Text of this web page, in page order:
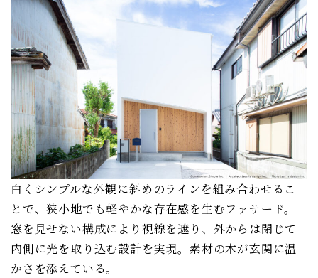
白くシンプルな外観に斜めのラインを組み合わせるこ
とで、狭小地でも軽やかな存在感を生むファサード。
窓を見せない構成により視線を遮り、外からは閉じて
内側に光を取り込む設計を実現。素材の木が玄関に温
かさを添えている。